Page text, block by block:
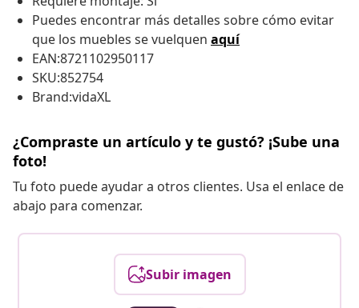
Puedes encontrar más detalles sobre cómo evitar
que los muebles se vuelquen aquí
EAN:8721102950117
SKU:852754
Brand:vidaXL
¿Compraste un artículo y te gustó? ¡Sube una
foto!
Tu foto puede ayudar a otros clientes. Usa el enlace de
abajo para comenzar.
Subir imagen